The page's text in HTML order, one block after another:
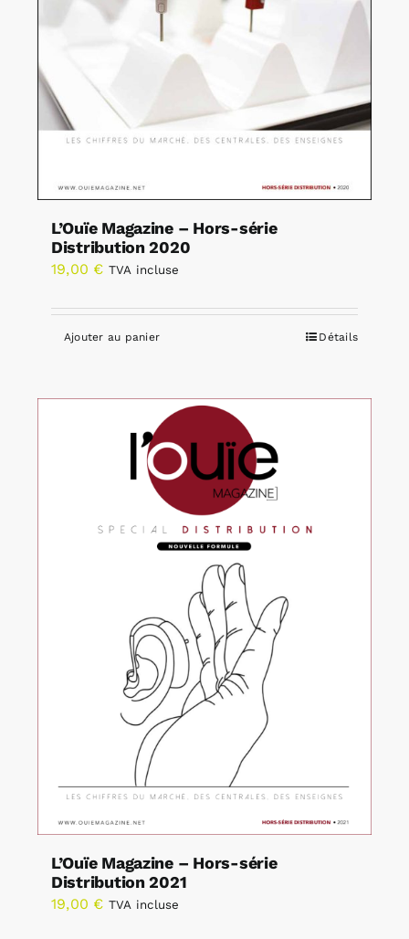
L’Ouïe Magazine – Hors-série
Distribution 2020
19,00 € TVA incluse
Ajouter au panier Détails
L’Ouïe Magazine – Hors-série
Distribution 2021
19,00 € TVA incluse